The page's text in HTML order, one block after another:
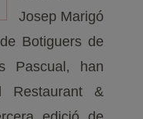
Josep Marigó
Botiguers de
Pascual, han
Restaurant &